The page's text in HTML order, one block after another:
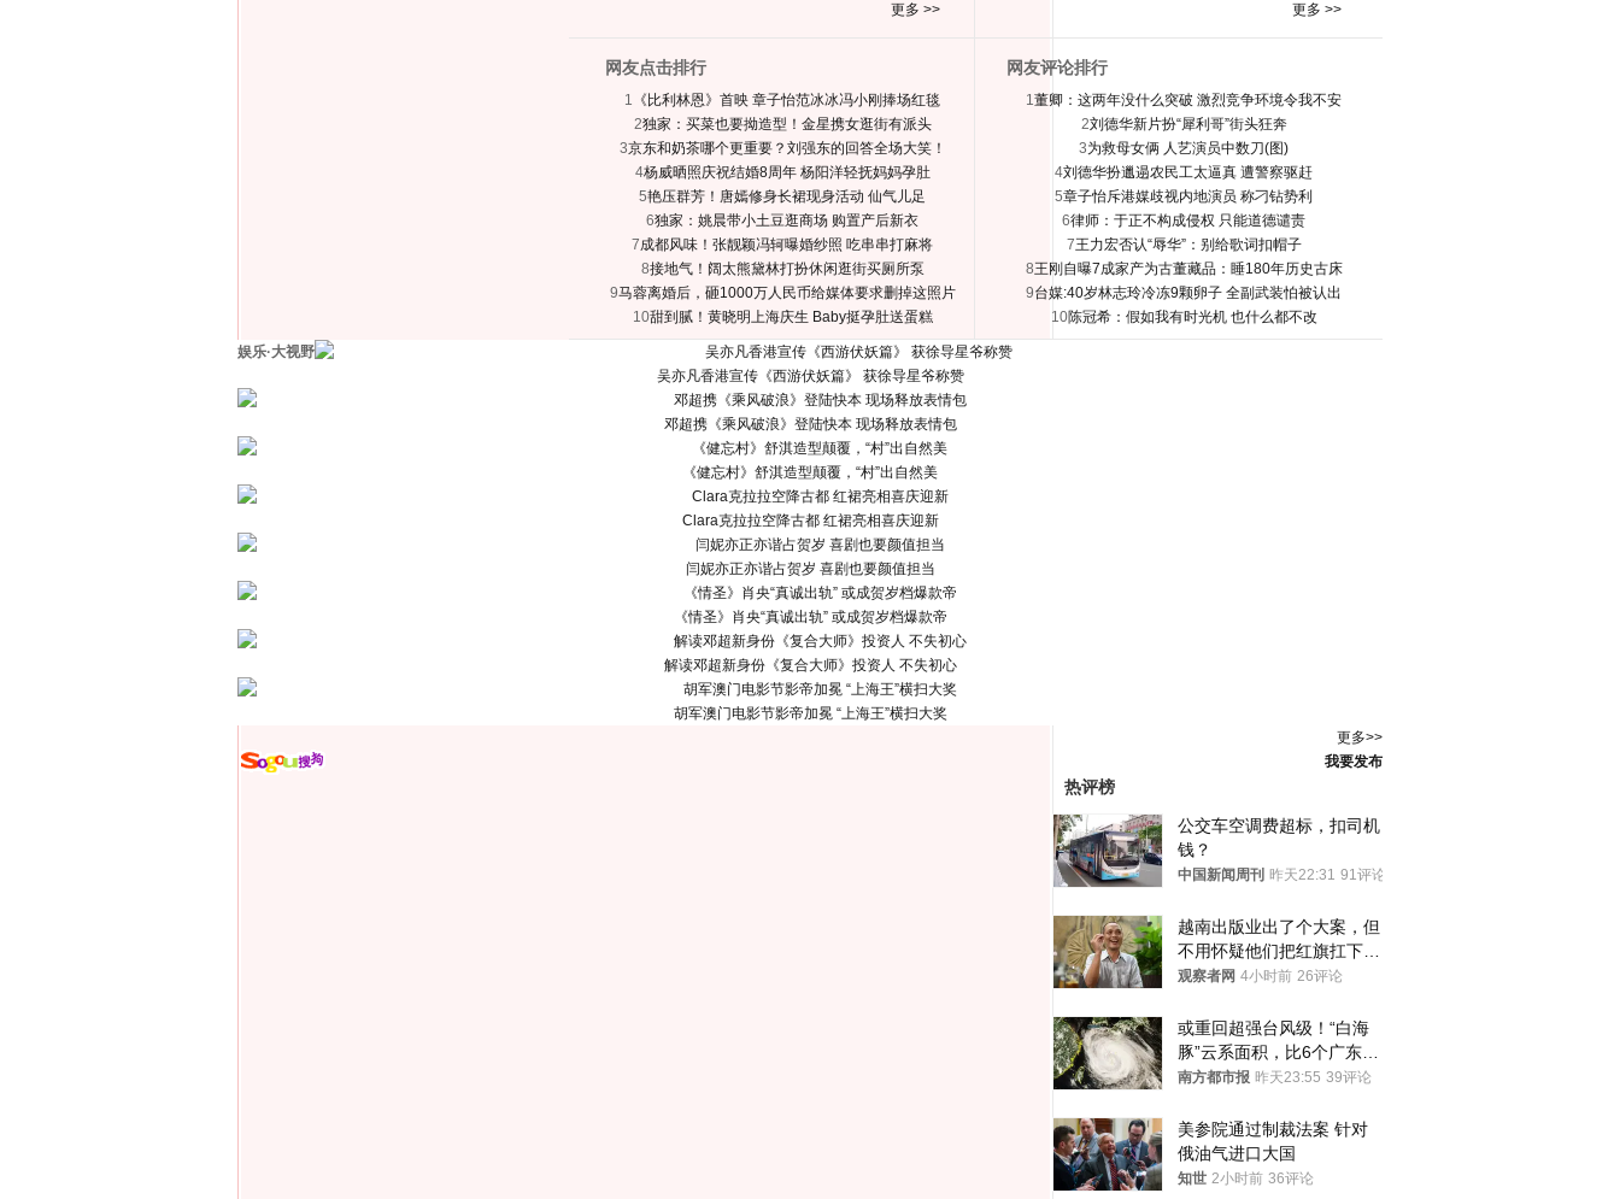
更多 >>
更多 >>
网友点击排行
1 《比利林恩》首映 章子怡范冰冰冯小刚捧场红毯
2独家：买菜也要拗造型！金星携女逛街有派头
3京东和奶茶哪个更重要？刘强东的回答全场大笑！
4杨威晒照庆祝结婚8周年 杨阳洋轻抚妈妈孕肚
5艳压群芳！唐嫣修身长裙现身活动 仙气儿足
6独家：姚晨带小土豆逛商场 购置产后新衣
7成都风味！张靓颖冯轲曝婚纱照 吃串串打麻将
8接地气！阔太熊黛林打扮休闲逛街买厕所泵
9马蓉离婚后，砸1000万人民币给媒体要求删掉这照片
10甜到腻！黄晓明上海庆生 Baby挺孕肚送蛋糕
网友评论排行
1董卿：这两年没什么突破 激烈竞争环境令我不安
2刘德华新片扮“犀利哥”街头狂奔
3为救母女俩 人艺演员中数刀(图)
4刘德华扮邋遢农民工太逼真 遭警察驱赶
5章子怡斥港媒歧视内地演员 称刁钻势利
6律师：于正不构成侵权 只能道德谴责
7王力宏否认“辱华”：别给歌词扣帽子
8王刚自曝7成家产为古董藏品：睡180年历史古床
9台媒:40岁林志玲冷冻9颗卵子 全副武装怕被认出
10陈冠希：假如我有时光机 也什么都不改
娱乐·大视野
吴亦凡香港宣传《西游伏妖篇》 获徐导星爷称赞
邓超携《乘风破浪》登陆快本 现场释放表情包
《健忘村》舒淇造型颠覆，“村”出自然美
Clara克拉拉空降古都 红裙亮相喜庆迎新
闫妮亦正亦谐占贺岁 喜剧也要颜值担当
《情圣》肖央“真诚出轨” 或成贺岁档爆款帝
解读邓超新身份《复合大师》投资人 不失初心
胡军澳门电影节影帝加冕 “上海王”横扫大奖
更多>>
我要发布
热评榜
公交车空调费超标，扣司机
钱？
中国新闻周刊 昨天22:31 91评论
越南出版业出了个大案，但
不用怀疑他们把红旗扛下去
的决心
观察者网 4小时前 26评论
或重回超强台风级！“白海
豚”云系面积，比6个广东还
大！深圳官方：注意这件事
南方都市报 昨天23:55 39评论
美参院通过制裁法案 针对
俄油气进口大国
知世 2小时前 36评论